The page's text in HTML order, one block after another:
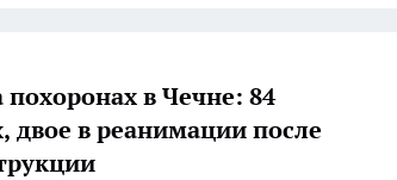
в Чечне: 84
двое в реанимации после